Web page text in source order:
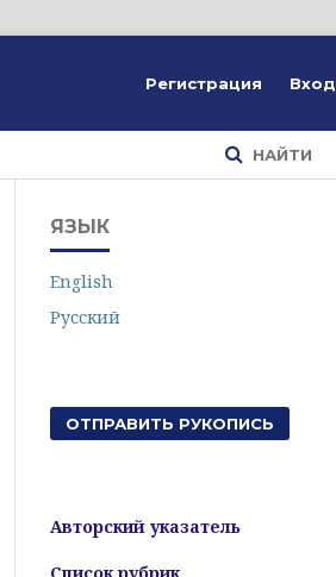
НАЙТИ
Регистрация Вход
ЯЗЫК
English
Русский
ОТПРАВИТЬ РУКОПИСЬ
Авторский указатель